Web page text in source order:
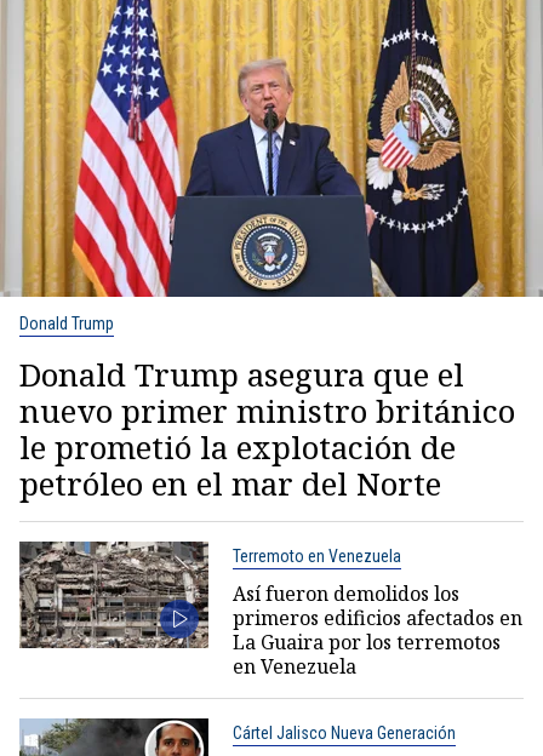
Donald Trump
Donald Trump asegura que el
nuevo primer ministro británico
le prometió la explotación de
petróleo en el mar del Norte
Terremoto en Venezuela
Así fueron demolidos los
primeros edificios afectados en
La Guaira por los terremotos
en Venezuela
Cártel Jalisco Nueva Generación